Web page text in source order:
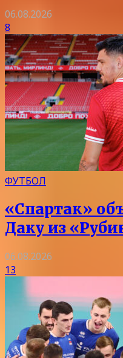
06.08.2026
8
ФУТБОЛ
«Спартак»
Даку из
06.08.2026
13